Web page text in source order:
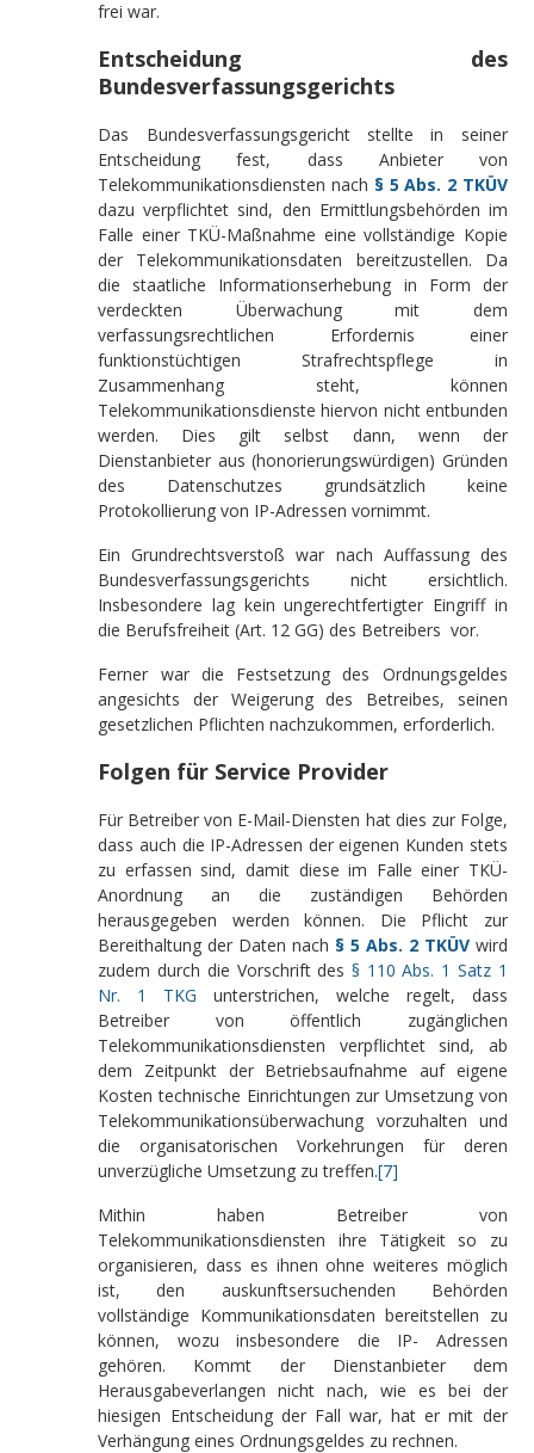
frei war.
Entscheidung des
Bundesverfassungsgerichts
Das Bundesverfassungsgericht stellte in seiner
Entscheidung fest, dass Anbieter von
Telekommunikationsdiensten nach § 5 Abs. 2 TKÜV
dazu verpflichtet sind, den Ermittlungsbehörden im
Falle einer TKÜ-Maßnahme eine vollständige Kopie
der Telekommunikationsdaten bereitzustellen. Da
die staatliche Informationserhebung in Form der
verdeckten Überwachung mit dem
verfassungsrechtlichen Erfordernis einer
funktionstüchtigen Strafrechtspflege in
Zusammenhang steht, können
Telekommunikationsdienste hiervon nicht entbunden
werden. Dies gilt selbst dann, wenn der
Dienstanbieter aus (honorierungswürdigen) Gründen
des Datenschutzes grundsätzlich keine
Protokollierung von IP-Adressen vornimmt.
Ein Grundrechtsverstoß war nach Auffassung des
Bundesverfassungsgerichts nicht ersichtlich.
Insbesondere lag kein ungerechtfertigter Eingriff in
die Berufsfreiheit (Art. 12 GG) des Betreibers vor.
Ferner war die Festsetzung des Ordnungsgeldes
angesichts der Weigerung des Betreibes, seinen
gesetzlichen Pflichten nachzukommen, erforderlich.
Folgen für Service Provider
Für Betreiber von E-Mail-Diensten hat dies zur Folge,
dass auch die IP-Adressen der eigenen Kunden stets
zu erfassen sind, damit diese im Falle einer TKÜ-
Anordnung an die zuständigen Behörden
herausgegeben werden können. Die Pflicht zur
Bereithaltung der Daten nach § 5 Abs. 2 TKÜVwird
zudem durch die Vorschrift des § 110 Abs. 1 Satz 1
Nr. 1 TKG unterstrichen, welche regelt, dass
Betreiber von öffentlich zugänglichen
Telekommunikationsdiensten verpflichtet sind, ab
dem Zeitpunkt der Betriebsaufnahme auf eigene
Kosten technische Einrichtungen zur Umsetzung von
Telekommunikationsüberwachung vorzuhalten und
die organisatorischen Vorkehrungen für deren
unverzügliche Umsetzung zu treffen.[7]
Mithin haben Betreiber von
Telekommunikationsdiensten ihre Tätigkeit so zu
organisieren, dass es ihnen ohne weiteres möglich
ist, den auskunftsersuchenden Behörden
vollständige Kommunikationsdaten bereitstellen zu
können, wozu insbesondere die IP- Adressen
gehören. Kommt der Dienstanbieter dem
Herausgabeverlangen nicht nach, wie es bei der
hiesigen Entscheidung der Fall war, hat er mit der
Verhängung eines Ordnungsgeldes zu rechnen.